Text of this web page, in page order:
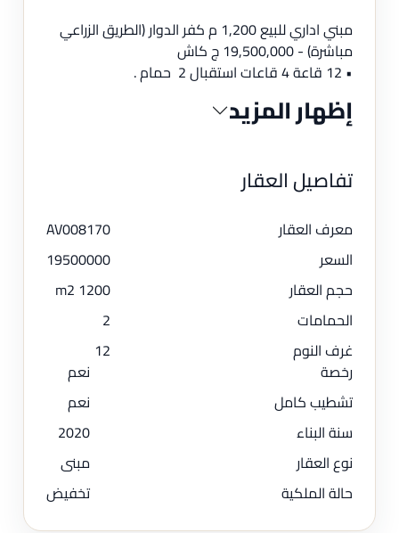
مبني اداري للبيع 1,200 م كفر الدوار (الطريق الزراعي
مباشرة) - 19,500,000 ج كاش
• 12 قاعة 4 قاعات استقبال 2 حمام .
إظهار المزيد
تفاصيل العقار
معرف العقار
السعر
حجم العقار
الحمامات
غرف النوم
AV008170
19500000
1200 m2
2
12
رخصة
تشطيب كامل
سنة البناء
نوع العقار
حالة الملكية
نعم
نعم
2020
مبنى
تخفيض